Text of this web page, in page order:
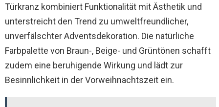
Türkranz kombiniert Funktionalität mit Ästhetik und
unterstreicht den Trend zu umweltfreundlicher,
unverfälschter Adventsdekoration. Die natürliche
Farbpalette von Braun-, Beige- und Grüntönen schafft
zudem eine beruhigende Wirkung und lädt zur
Besinnlichkeit in der Vorweihnachtszeit ein.